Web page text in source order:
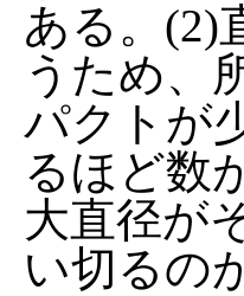
ある。(2)
うため、
パクトが
るほど数
大直径が
い切るの